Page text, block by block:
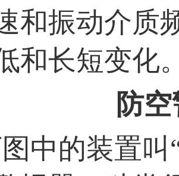
和振动介质
和长短变化
防
中的装置叫